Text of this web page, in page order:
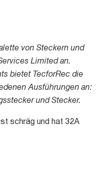
von Steckern und
Limited an.
bietet TecforRec die
Ausführungen an:
und Stecker.
schräg und hat 32A